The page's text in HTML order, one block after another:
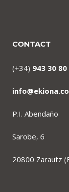
CONTACT
(+34) 943 30 80
P.I. Abendaño
Sarobe, 6
20800 Zarautz